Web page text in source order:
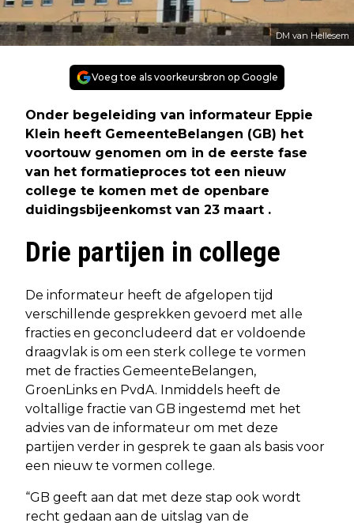
DM van Hellesem
Voeg toe als voorkeursbron op Google
Onder begeleiding van informateur Eppie
Klein heeft GemeenteBelangen (GB) het
voortouw genomen om in de eerste fase
van het formatieproces tot een nieuw
college te komen met de openbare
duidingsbijeenkomst van 23 maart .
Drie partijen in college
De informateur heeft de afgelopen tijd
verschillende gesprekken gevoerd met alle
fracties en geconcludeerd dat er voldoende
draagvlak is om een sterk college te vormen
met de fracties GemeenteBelangen,
GroenLinks en PvdA. Inmiddels heeft de
voltallige fractie van GB ingestemd met het
advies van de informateur om met deze
partijen verder in gesprek te gaan als basis voor
een nieuw te vormen college.
“GB geeft aan dat met deze stap ook wordt
recht gedaan aan de uitslag van de